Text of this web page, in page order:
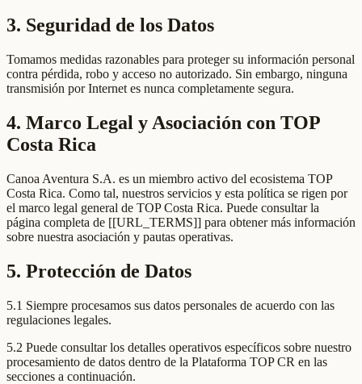
3. Seguridad de los Datos
Tomamos medidas razonables para proteger su información personal
contra pérdida, robo y acceso no autorizado. Sin embargo, ninguna
transmisión por Internet es nunca completamente segura.
4. Marco Legal y Asociación con TOP
Costa Rica
Canoa Aventura S.A. es un miembro activo del ecosistema TOP
Costa Rica. Como tal, nuestros servicios y esta política se rigen por
el marco legal general de TOP Costa Rica. Puede consultar la
página completa de [[URL_TERMS]] para obtener más información
sobre nuestra asociación y pautas operativas.
5. Protección de Datos
5.1 Siempre procesamos sus datos personales de acuerdo con las
regulaciones legales.
5.2 Puede consultar los detalles operativos específicos sobre nuestro
procesamiento de datos dentro de la Plataforma TOP CR en las
secciones a continuación.